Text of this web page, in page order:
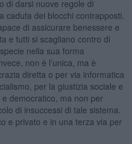
di darsi nuove regole di
dei blocchi contrapposti.
di assicurare benessere e
e tutti si scagliano contro di
nella sua forma
non è l’unica, ma è
diretta o per via informatica
per la giustizia sociale e
democratico, ma non per
di insuccessi di tale sistema.
e privato e in una terza via per